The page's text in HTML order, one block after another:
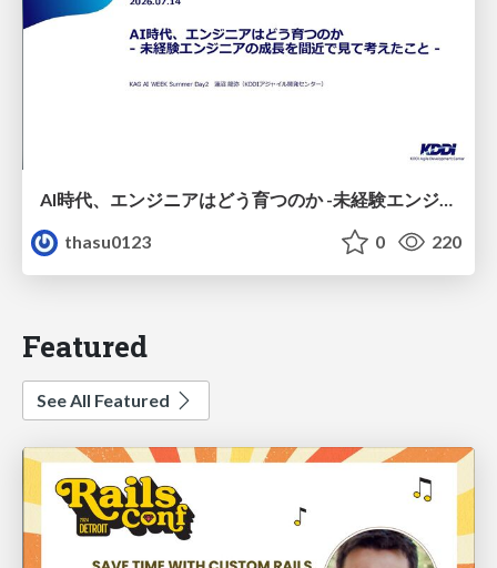
AI時代、エンジニアはどう育つのか -未経験エンジニアの成長を間近で見て考えたこと-
thasu0123
0 220
Featured
See All Featured